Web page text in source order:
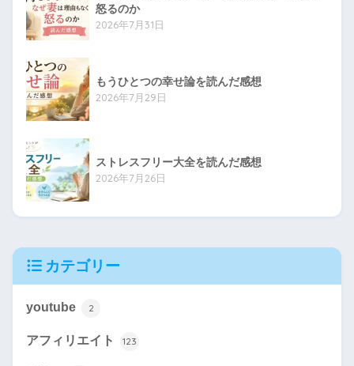
怒るのか
2026年7月31日
もうひとつの幸せ論を読んだ感想
2026年7月29日
ストレスフリー大全を読んだ感想
2026年7月26日
カテゴリー
youtube 2
アフィリエイト 123